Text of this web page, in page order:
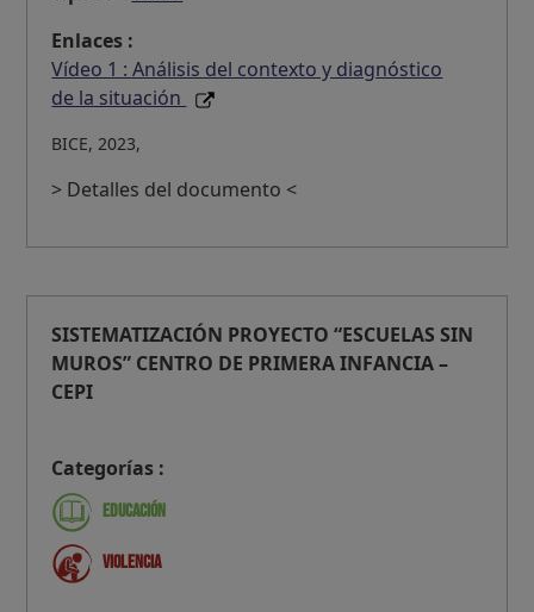
Enlaces :
Vídeo 1 : Análisis del contexto y diagnóstico
de la situación
BICE, 2023,
> Detalles del documento <
SISTEMATIZACIÓN PROYECTO “ESCUELAS SIN
MUROS” CENTRO DE PRIMERA INFANCIA –
CEPI
Categorías :
Educación
Violencia